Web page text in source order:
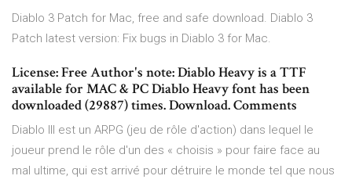
Diablo 3 Patch for Mac, free and safe download. Diablo 3
Patch latest version: Fix bugs in Diablo 3 for Mac.
License: Free Author's note: Diablo Heavy is a TTF
available for MAC & PC Diablo Heavy font has been
downloaded (29887) times. Download. Comments
Diablo III est un ARPG (jeu de rôle d'action) dans lequel le
joueur prend le rôle d'un des « choisis » pour faire face au
mal ultime, qui est arrivé pour détruire le monde tel que nous